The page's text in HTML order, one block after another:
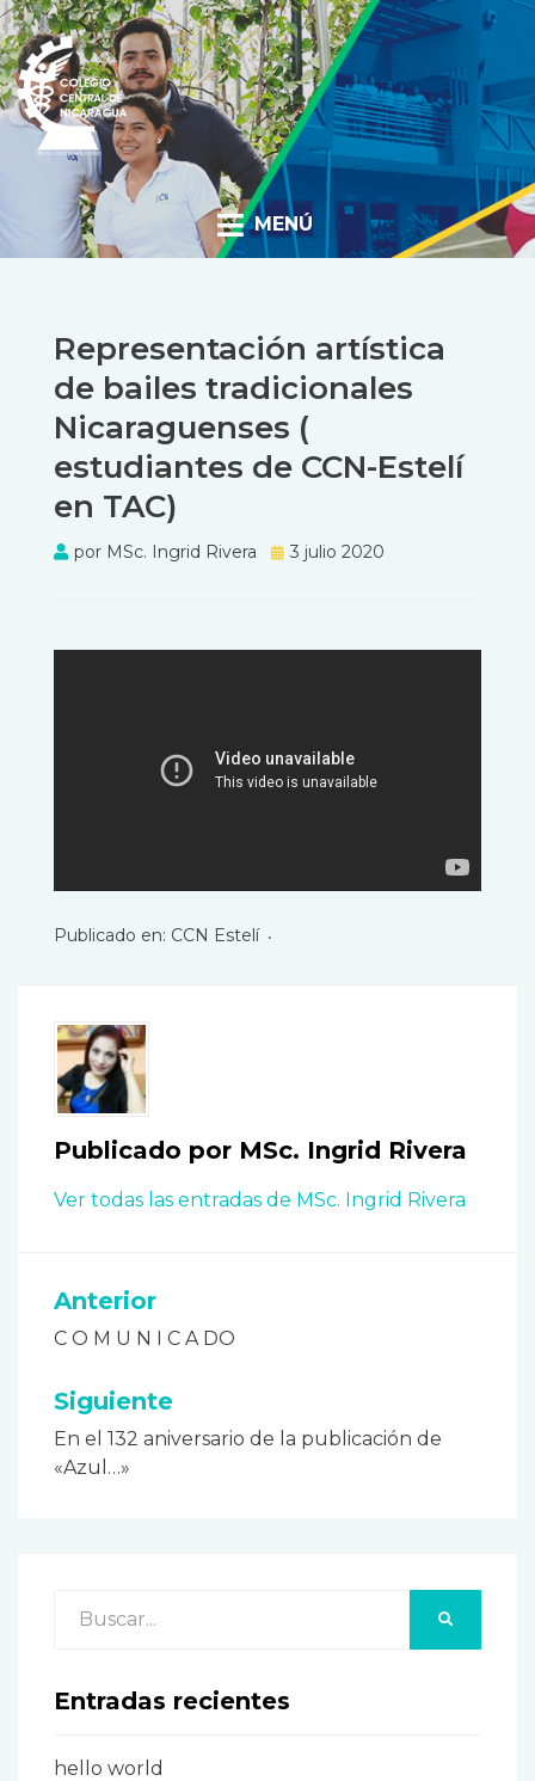
CCN BLOG
MENÚ
Representación artística
de bailes tradicionales
Nicaraguenses (
estudiantes de CCN-Estelí
en TAC)
por MSc. Ingrid Rivera
Publicado
3 julio 2020
Publicado en: CCN Estelí
Publicado por MSc. Ingrid Rivera
Ver todas las entradas de MSc. Ingrid Rivera
Navegación
de
entradas
Anterior
C O M U N I C A DO
Siguiente
En el 132 aniversario de la publicación de
«Azul…»
Entradas recientes
hello world